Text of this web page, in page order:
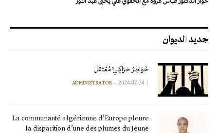
جديد الديوان
خَوَاطِرُ حَرَاكِـيٍّ مُعْتَقَل
|
ADMINISTRATOR 2024-07-24
La communauté algérienne d’Europe pleure
la disparition d’une des plumes du Jeune